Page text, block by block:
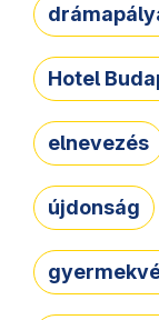
Hotel
elnevezés
újdonság